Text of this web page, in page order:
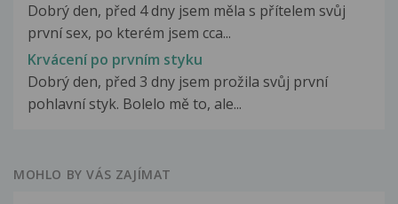
Dobrý den, před 4 dny jsem měla s přítelem svůj
první sex, po kterém jsem cca...
Krvácení po prvním styku
Dobrý den, před 3 dny jsem prožila svůj první
pohlavní styk. Bolelo mě to, ale...
MOHLO BY VÁS ZAJÍMAT